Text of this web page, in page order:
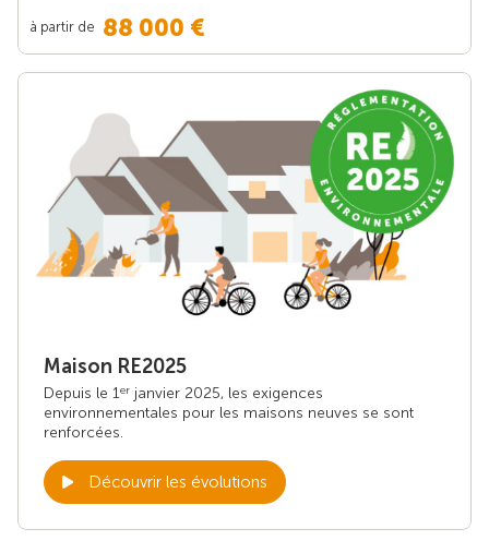
à partir de 88 000 €
Maison RE2025
Depuis le 1er janvier 2025, les exigences
environnementales pour les maisons neuves se sont
renforcées.
Découvrir les évolutions